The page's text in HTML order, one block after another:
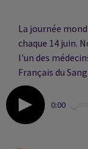
La journée
chaque 14 juin.
l'un des
Français du
0:00